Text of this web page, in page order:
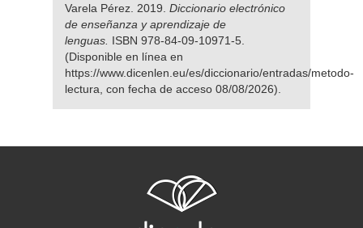
Varela Pérez. 2019. Diccionario electrónico
de enseñanza y aprendizaje de
lenguas. ISBN 978-84-09-10971-5.
(Disponible en línea en
https://www.dicenlen.eu/es/diccionario/entradas/metodo-
lectura, con fecha de acceso 08/08/2026).